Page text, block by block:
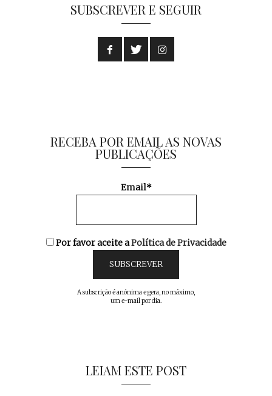
SUBSCREVER E SEGUIR
RECEBA POR EMAIL AS NOVAS
PUBLICAÇÕES
Email*
Por favor aceite aPolítica de Privacidade
A subscrição é anónima e gera, no máximo,
um e-mail por dia.
LEIAM ESTE POST